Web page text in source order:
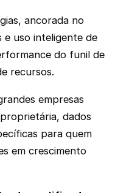
ancorada no
e uso inteligente de
do funil de
recursos.
empresas
dados
para quem
em crescimento